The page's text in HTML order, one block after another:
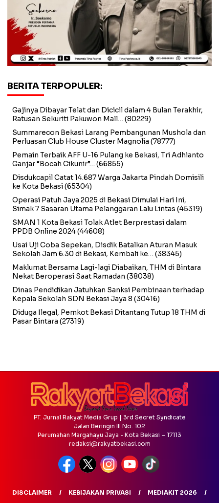
BERITA TERPOPULER:
Gajinya Dibayar Telat dan Dicicil dalam 4 Bulan Terakhir,
Ratusan Sekuriti Pakuwon Mall… (80229)
Summarecon Bekasi Larang Pembangunan Mushola dan
Perluasan Club House Cluster Magnolia (78777)
Pemain Terbaik AFF U-16 Pulang ke Bekasi, Tri Adhianto
Ganjar “Bocah Cikunir”… (66855)
Disdukcapil Catat 14.687 Warga Jakarta Pindah Domisili
ke Kota Bekasi(65304)
Operasi Patuh Jaya 2025 di Bekasi Dimulai Hari Ini,
Simak 7 Sasaran Utama Pelanggaran Lalu Lintas (45319)
SMAN 1 Kota Bekasi Tolak Atlet Berprestasi dalam
PPDB Online 2024(44608)
Usai Uji Coba Sepekan, Disdik Batalkan Aturan Masuk
Sekolah Jam 6.30 di Bekasi, Kembali ke… (38345)
Maklumat Bersama Lagi-lagi Diabaikan, THM di Bintara
Nekat Beroperasi Saat Ramadan (38038)
Dinas Pendidikan Jatuhkan Sanksi Pembinaan terhadap
Kepala Sekolah SDN Bekasi Jaya 8 (30416)
Diduga Ilegal, Pemkot Bekasi Ditantang Tutup 18 THM di
Pasar Bintara (27319)
PT. Jurnal Rakyat Media Grup | 3rd Secret Syndicate
Jalan Beringin III No. 102
Perumahan Margahayu Jaya - Kota Bekasi – 17113
redaksi@rakyatbekasi.com
DISCLAIMER KEBIJAKAN PRIVASI
MEDIAKIT 2026